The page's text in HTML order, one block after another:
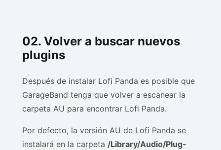
02. Volver a buscar nuevos
plugins
Después de instalar Lofi Panda es posible que
GarageBand tenga que volver a escanear la
carpeta AU para encontrar Lofi Panda.
Por defecto, la versión AU de Lofi Panda se
instalará en la carpeta /Library/Audio/Plug-